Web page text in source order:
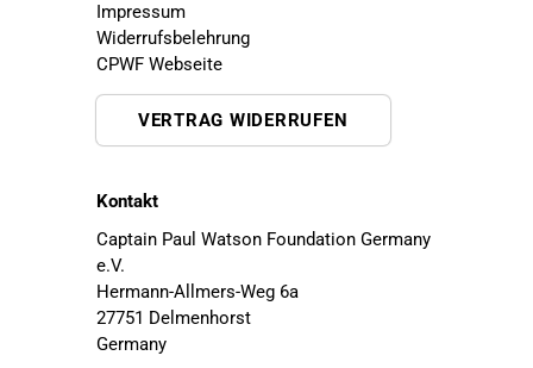
Impressum
Widerrufsbelehrung
CPWF Webseite
VERTRAG WIDERRUFEN
Kontakt
Captain Paul Watson Foundation Germany
e.V.
Hermann-Allmers-Weg 6a
27751 Delmenhorst
Germany